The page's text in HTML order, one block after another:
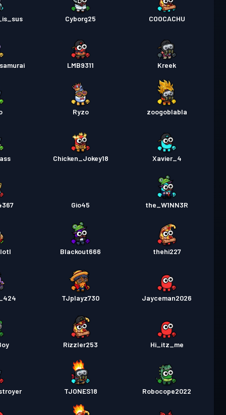
Cyborg25 COOCACHU
LMB9311 Kreek
Ryzo zoogoblabla
Chicken_Jokey18 Xavier_4
Gio45 the_W1NN3R
Blackout666 thehi227
TJplayz730 Jayceman2026
Rizzler253 Hi_itz_me
TJONES18 Robocope2022